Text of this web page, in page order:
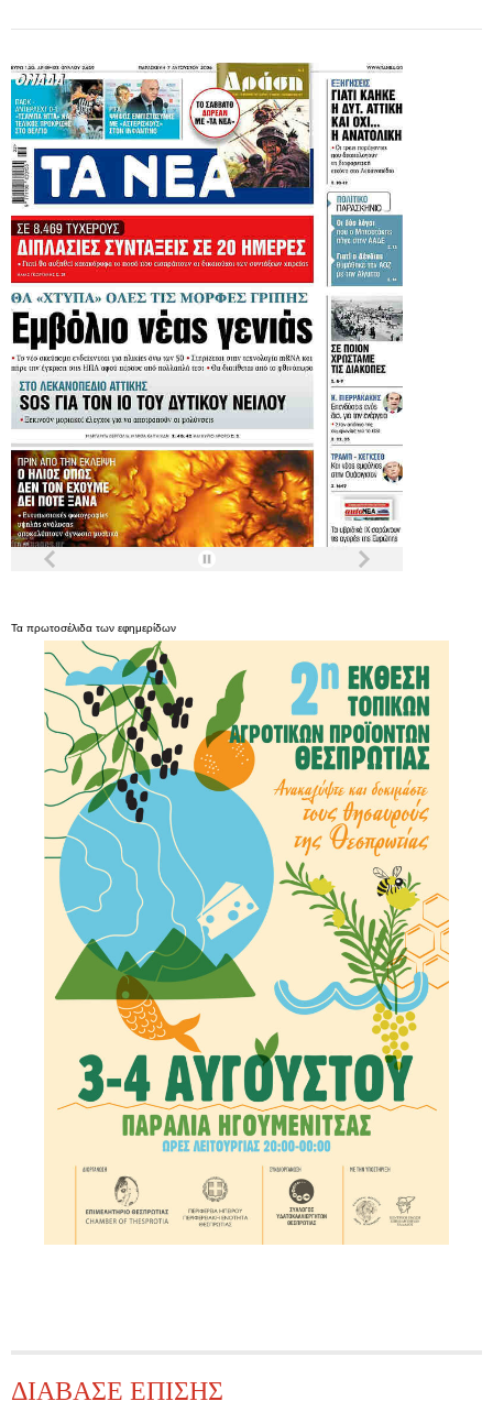
Τα πρωτοσέλιδα των εφημερίδων
ΔΙΑΒΑΣΕ ΕΠΙΣΗΣ